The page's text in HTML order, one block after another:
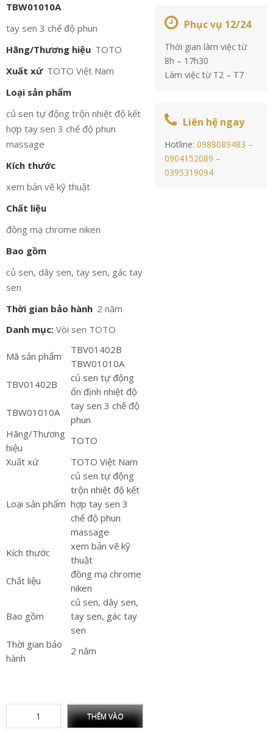
TBW01010A
tay sen 3 chế độ phun
Hãng/Thương hiệu TOTO
Xuất xứ TOTO Việt Nam
Loại sản phẩm
củ sen tự động trộn nhiệt độ kết
hợp tay sen 3 chế độ phun
massage
Kích thước
xem bản vẽ kỹ thuật
Chất liệu
đồng mạ chrome niken
Bao gồm
củ sen, dây sen, tay sen, gác tay
sen
Thời gian bảo hành 2 năm
Danh mục: Vòi sen TOTO
Mã sản phẩm
TBV01402B
TBW01010A
TBV01402B
củ sen tự động
ổn định nhiệt độ
TBW01010A
tay sen 3 chế độ
phun
Hãng/Thương
hiệu
TOTO
Xuất xứ
TOTO Việt Nam
Loại sản phẩm
củ sen tự động
trộn nhiệt độ kết
hợp tay sen 3
chế độ phun
massage
Kích thước
xem bản vẽ kỹ
thuật
Chất liệu
đồng mạ chrome
niken
Bao gồm
củ sen, dây sen,
tay sen, gác tay
sen
Thời gian bảo
hành
2 năm
THÊM VÀO
Phục vụ 12/24
Thời gian làm việc từ
8h – 17h30
Làm việc từ T2 – T7
Liên hệ ngay
Hotline:0988089483 –
0904152089 –
0395319094